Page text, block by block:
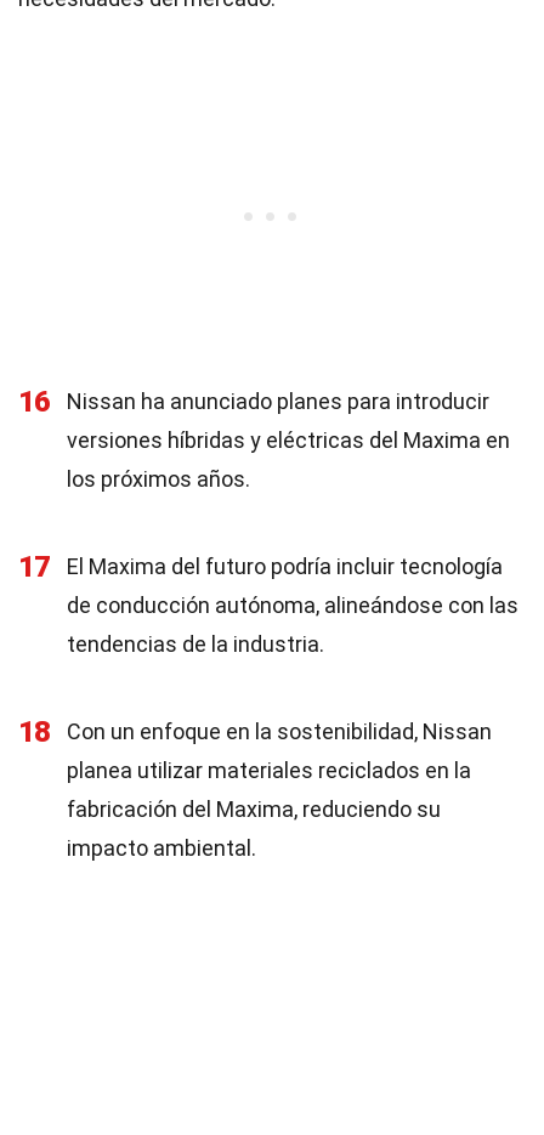
16
Nissan ha anunciado planes para introducir
versiones híbridas y eléctricas del Maxima en
los próximos años.
17
El Maxima del futuro podría incluir tecnología
de conducción autónoma, alineándose con las
tendencias de la industria.
18
Con un enfoque en la sostenibilidad, Nissan
planea utilizar materiales reciclados en la
fabricación del Maxima, reduciendo su
impacto ambiental.